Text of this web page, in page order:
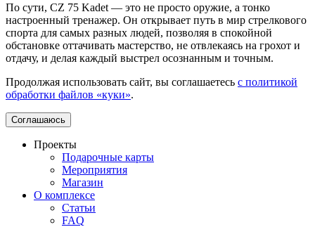
По сути, CZ 75 Kadet — это не просто оружие, а тонко
настроенный тренажер. Он открывает путь в мир стрелкового
спорта для самых разных людей, позволяя в спокойной
обстановке оттачивать мастерство, не отвлекаясь на грохот и
отдачу, и делая каждый выстрел осознанным и точным.
Продолжая использовать сайт, вы соглашаетесь с политикой
обработки файлов «куки».
Соглашаюсь
Проекты
Подарочные карты
Мероприятия
Магазин
О комплексе
Статьи
FAQ